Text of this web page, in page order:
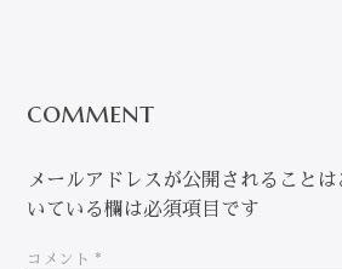
comment
メールアドレスが公開されることは
いている欄は必須項目です
コメント *